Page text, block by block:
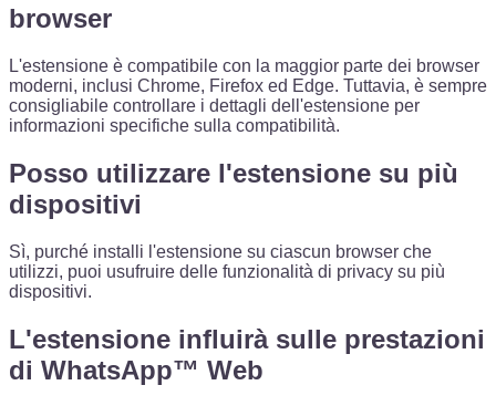
browser
L'estensione è compatibile con la maggior parte dei browser
moderni, inclusi Chrome, Firefox ed Edge. Tuttavia, è sempre
consigliabile controllare i dettagli dell'estensione per
informazioni specifiche sulla compatibilità.
Posso utilizzare l'estensione su più
dispositivi
Sì, purché installi l'estensione su ciascun browser che
utilizzi, puoi usufruire delle funzionalità di privacy su più
dispositivi.
L'estensione influirà sulle prestazioni
di WhatsApp™ Web